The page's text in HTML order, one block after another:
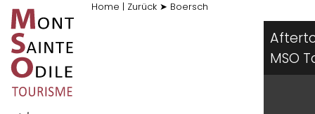
Home | Zurück ➤ Boersch
MSO